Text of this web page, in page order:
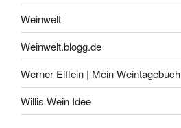
Weinwelt
Weinwelt.blogg.de
Werner Elflein | Mein Weintagebuch
Willis Wein Idee